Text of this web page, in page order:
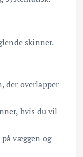
skinner.
der overlapper
hvis du vil
væggen og